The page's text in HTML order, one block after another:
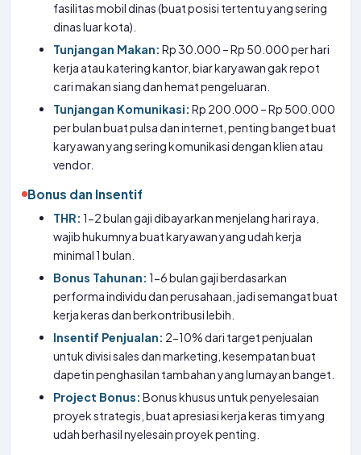
fasilitas mobil dinas (buat posisi tertentu yang sering
dinas luar kota).
Tunjangan Makan: Rp 30.000 – Rp 50.000 per hari
kerja atau katering kantor, biar karyawan gak repot
cari makan siang dan hemat pengeluaran.
Tunjangan Komunikasi: Rp 200.000 – Rp 500.000
per bulan buat pulsa dan internet, penting banget buat
karyawan yang sering komunikasi dengan klien atau
vendor.
Bonus dan Insentif
THR: 1-2 bulan gaji dibayarkan menjelang hari raya,
wajib hukumnya buat karyawan yang udah kerja
minimal 1 bulan.
Bonus Tahunan: 1-6 bulan gaji berdasarkan
performa individu dan perusahaan, jadi semangat buat
kerja keras dan berkontribusi lebih.
Insentif Penjualan: 2-10% dari target penjualan
untuk divisi sales dan marketing, kesempatan buat
dapetin penghasilan tambahan yang lumayan banget.
Project Bonus: Bonus khusus untuk penyelesaian
proyek strategis, buat apresiasi kerja keras tim yang
udah berhasil nyelesain proyek penting.